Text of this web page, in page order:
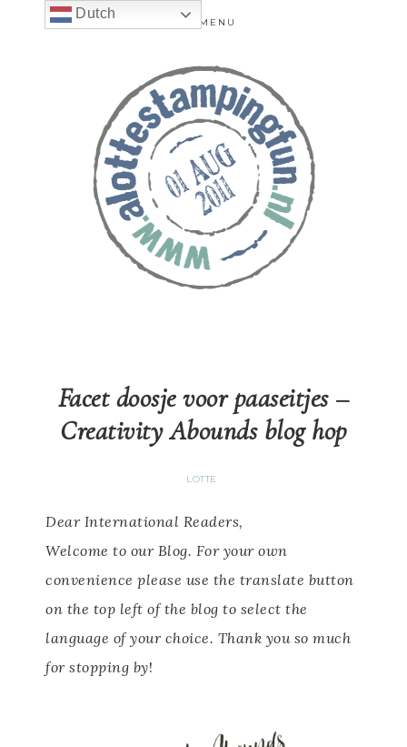
MENU
Facet doosje voor paaseitjes –
Creativity Abounds blog hop
LOTTE
Dear International Readers,
Welcome to our Blog. For your own
convenience please use the translate button
on the top left of the blog to select the
language of your choice. Thank you so much
for stopping by!
Dutch